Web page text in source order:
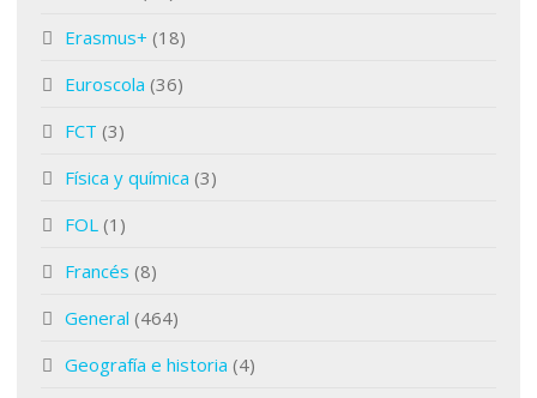
Erasmus+ (18)
Euroscola (36)
FCT (3)
Física y química (3)
FOL (1)
Francés (8)
General (464)
Geografía e historia (4)